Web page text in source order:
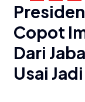
Copot
Dari
Usai